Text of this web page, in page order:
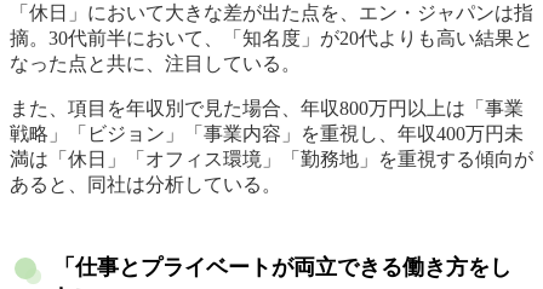
「休日」において大きな差が出た点を、エン・ジャパンは指
摘。30代前半において、「知名度」が20代よりも高い結果と
なった点と共に、注目している。
また、項目を年収別で見た場合、年収800万円以上は「事業
戦略」「ビジョン」「事業内容」を重視し、年収400万円未
満は「休日」「オフィス環境」「勤務地」を重視する傾向が
あると、同社は分析している。
「仕事とプライベートが両立できる働き方をし